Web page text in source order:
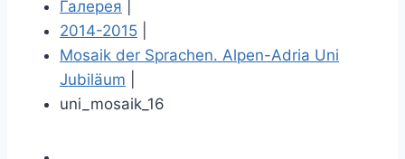
Галерея
2014-2015
Mosaik der Sprachen. Alpen-Adria Uni
Jubiläum
uni_mosaik_16